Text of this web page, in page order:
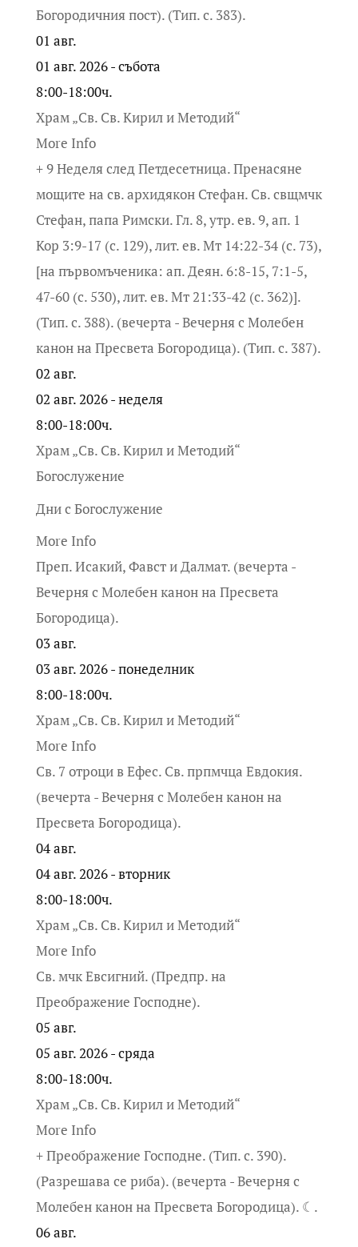
Богородичния пост). (Тип. с. 383).
01 авг.
01 авг. 2026 - събота
8:00-18:00ч.
Храм „Св. Св. Кирил и Методий“
More Info
+ 9 Неделя след Петдесетница. Пренасяне
мощите на св. архидякон Стефан. Св. свщмчк
Стефан, папа Римски. Гл. 8, утр. ев. 9, ап. 1
Кор 3:9-17 (с. 129), лит. ев. Мт 14:22-34 (с. 73),
[на първомъченика: ап. Деян. 6:8-15, 7:1-5,
47-60 (с. 530), лит. ев. Мт 21:33-42 (с. 362)].
(Тип. с. 388). (вечерта - Вечерня с Молебен
канон на Пресвета Богородица). (Тип. с. 387).
02 авг.
02 авг. 2026 - неделя
8:00-18:00ч.
Храм „Св. Св. Кирил и Методий“
Богослужение
Дни с Богослужение
More Info
Преп. Исакий, Фавст и Далмат. (вечерта -
Вечерня с Молебен канон на Пресвета
Богородица).
03авг.
03 авг. 2026 - понеделник
8:00-18:00ч.
Храм „Св. Св. Кирил и Методий“
More Info
Св. 7 отроци в Ефес. Св. прпмчца Евдокия.
(вечерта - Вечерня с Молебен канон на
Пресвета Богородица).
04авг.
04 авг. 2026 - вторник
8:00-18:00ч.
Храм „Св. Св. Кирил и Методий“
More Info
Св. мчк Евсигний. (Предпр. на
Преображение Господне).
05 авг.
05 авг. 2026 - сряда
8:00-18:00ч.
Храм „Св. Св. Кирил и Методий“
More Info
+ Преображение Господне. (Тип. с. 390).
(Разрешава се риба). (вечерта - Вечерня с
Молебен канон на Пресвета Богородица). ☾.
06авг.